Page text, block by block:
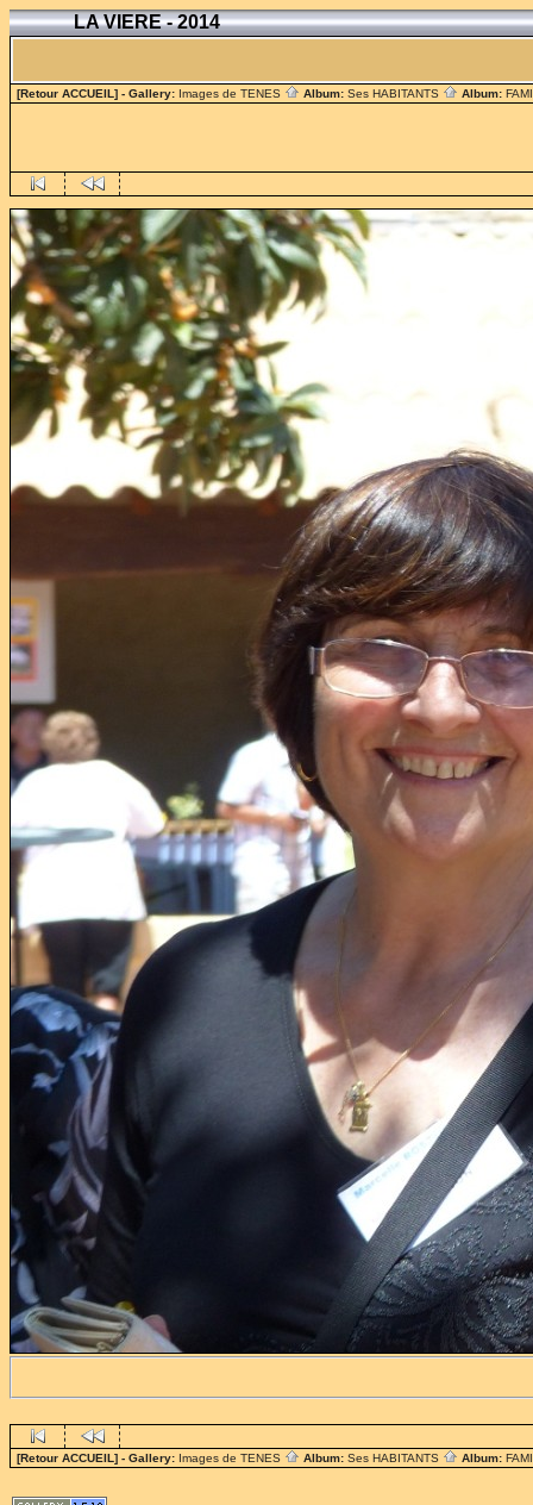
LA VIERE - 2014
[Retour ACCUEIL] - Gallery: Images de TENES Album: Ses HABITANTS Album:
[Retour ACCUEIL] - Gallery: Images de TENES Album: Ses HABITANTS Album: